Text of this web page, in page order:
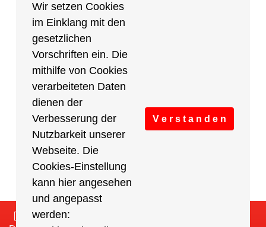
Wir setzen Cookies
im Einklang mit den
gesetzlichen
Vorschriften ein. Die
mithilfe von Cookies
verarbeiteten Daten
dienen der
Verbesserung der
Nutzbarkeit unserer
Webseite. Die
Cookies-Einstellung
kann hier angesehen
und angepasst
werden:
V e r s t a n d e n
Partner des Breitensports
Impressum